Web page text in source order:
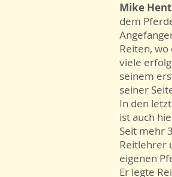
Mike
dem
Reiten,
viele
seinem
seiner
In den
ist auch
Seit mehr
Reitlehrer
eigenen
Er legte